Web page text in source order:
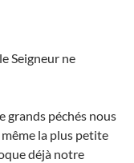
Seigneur ne
grands péchés nous
la plus petite
déjà notre